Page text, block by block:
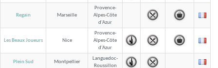
Regain Marseille
Provence-
Alpes-Côte
d'Azur
Les Beaux Joueurs Nice
Provence-
Alpes-Côte
d'Azur
Plein Sud Montpellier
Languedoc-
Roussillon